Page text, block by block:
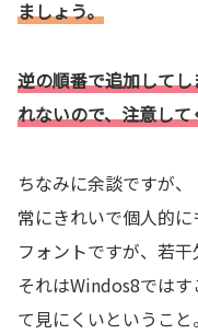
ましょう。
逆の順番で追加して
れないので、注意し
ちなみに余談ですが
常にきれいで個人的
フォントですが、若干
それはWindos8では
て見にくいということ。